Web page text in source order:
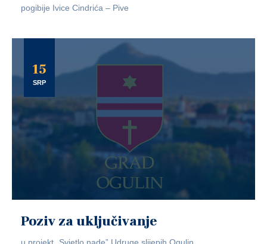
pogibije Ivice Cindrića – Pive
15
SRP
Poziv za uključivanje
u projekt „Svjetlo nade” Udruge slijepih Ogulin